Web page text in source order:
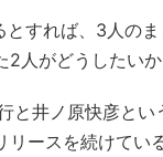
すれば、3人の
人がどうしたいか
と井ノ原快彦と
ースを続けている